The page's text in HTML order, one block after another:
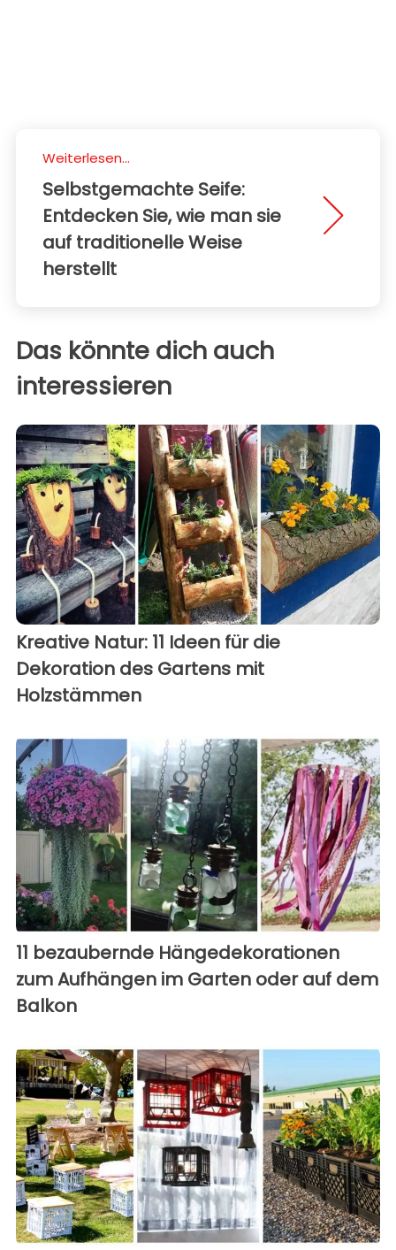
Weiterlesen...
Selbstgemachte Seife:
Entdecken Sie, wie man sie
auf traditionelle Weise
herstellt
Das könnte dich auch
interessieren
Kreative Natur: 11 Ideen für die
Dekoration des Gartens mit
Holzstämmen
11 bezaubernde Hängedekorationen
zum Aufhängen im Garten oder auf dem
Balkon